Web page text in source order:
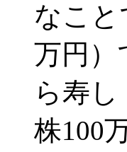
なこと
万円）
ら寿
株100